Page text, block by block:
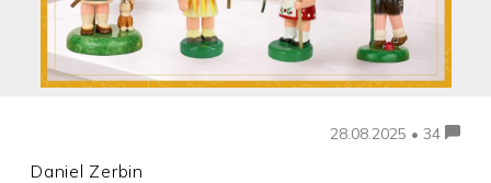
28.08.2025 • 34
Daniel Zerbin